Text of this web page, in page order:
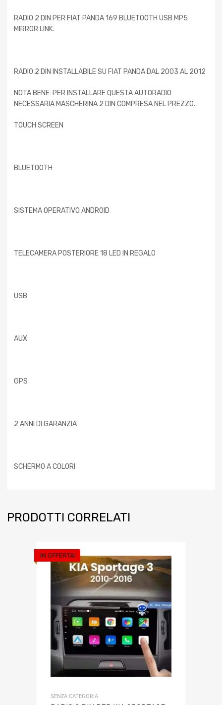
RADIO 2 DIN PER FIAT PANDA 169 BLUETOOTH USB MP5
MIRROR LINK.
RADIO 2 DIN INSTALLABILE SU FIAT PANDA DAL 2003 AL 2012
NOTA BENE: PER INSTALLARE QUESTA AUTORADIO
NECESSARIA MASCHERINA 2 DIN COMPRESA NEL PREZZO.
TOUCH SCREEN
BLUETOOTH
SISTEMA OPERATIVO ANDROID
TELECAMERA POSTERIORE 18 LED IN REGALO
USB
AUX
GPS
2 ANNI DI GARANZIA
SCHERMO A COLORI
PRODOTTI CORRELATI
IN OFFERTA!
SENZA CATEGORIA